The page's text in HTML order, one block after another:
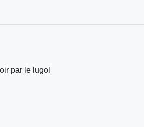
par le lugol